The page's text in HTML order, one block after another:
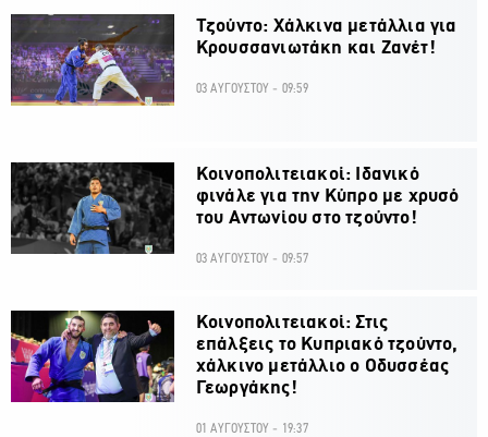
Τζούντο: Χάλκινα μετάλλια για
Κρουσσανιωτάκη και Ζανέτ!
03 ΑΥΓΟΥΣΤΟΥ - 09:59
Κοινοπολιτειακοί: Ιδανικό
φινάλε για την Κύπρο με χρυσό
του Αντωνίου στο τζούντο!
03 ΑΥΓΟΥΣΤΟΥ - 09:57
Κοινοπολιτειακοί: Στις
επάλξεις το Κυπριακό τζούντο,
χάλκινο μετάλλιο ο Οδυσσέας
Γεωργάκης!
01 ΑΥΓΟΥΣΤΟΥ - 19:37